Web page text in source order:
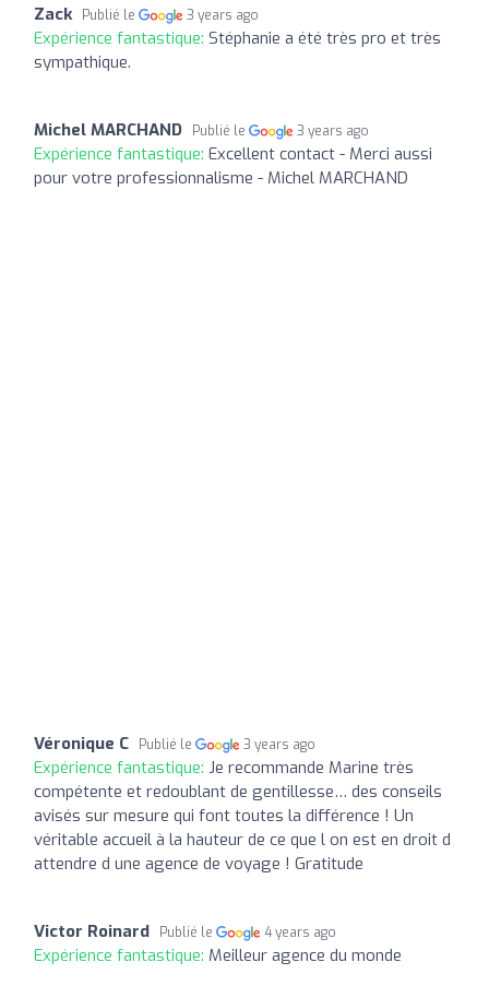
Zack Publié le 3 years ago
Expérience fantastique: Stéphanie a été très pro et très
sympathique.
Michel MARCHAND Publié le 3 years ago
Expérience fantastique: Excellent contact - Merci aussi
pour votre professionnalisme - Michel MARCHAND
Véronique C Publié le 3 years ago
Expérience fantastique: Je recommande Marine très
compétente et redoublant de gentillesse… des conseils
avisés sur mesure qui font toutes la différence ! Un
véritable accueil à la hauteur de ce que l on est en droit d
attendre d une agence de voyage ! Gratitude
Victor Roinard Publié le 4 years ago
Expérience fantastique: Meilleur agence du monde